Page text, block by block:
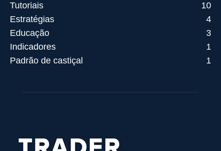
Tutoriais
10
Estratégias
4
Educação
3
Indicadores
1
Padrão de castiçal
1